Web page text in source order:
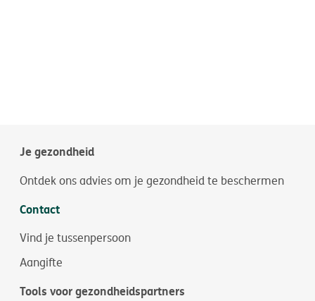
Je gezondheid
Ontdek ons advies om je gezondheid te beschermen
Contact
Vind je tussenpersoon
Aangifte
Tools voor gezondheidspartners